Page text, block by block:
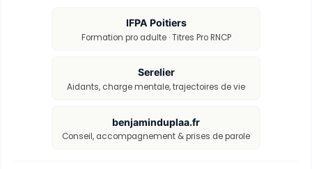
IFPA Poitiers
Formation pro adulte · Titres Pro RNCP
Serelier
Aidants, charge mentale, trajectoires de vie
benjaminduplaa.fr
Conseil, accompagnement & prises de parole